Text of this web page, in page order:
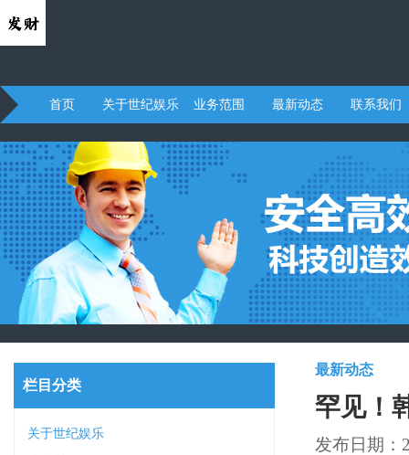
首页 关于世纪娱乐 业务范围 最新动态 联系我们
栏目分类
关于世纪娱乐
最新动态
罕见！
发布日期：